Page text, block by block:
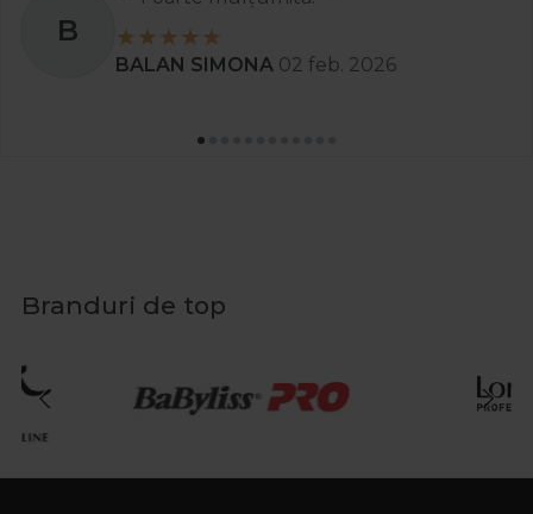
B
BALAN SIMONA 02 feb. 2026
Branduri de top